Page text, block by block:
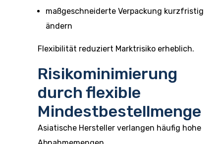
maßgeschneiderte Verpackung kurzfristig
ändern
Flexibilität reduziert Marktrisiko erheblich.
Risikominimierung
durch flexible
Mindestbestellmenge
Asiatische Hersteller verlangen häufig hohe